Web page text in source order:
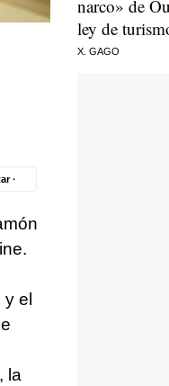
·
el
la
narco» de
ley de
X. GAGO